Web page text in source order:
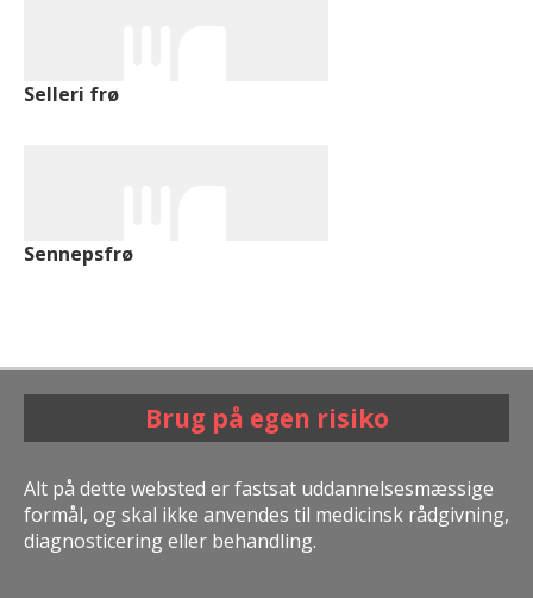
Selleri frø
Sennepsfrø
Brug på egen risiko
Alt på dette websted er fastsat uddannelsesmæssige
formål, og skal ikke anvendes til medicinsk rådgivning,
diagnosticering eller behandling.